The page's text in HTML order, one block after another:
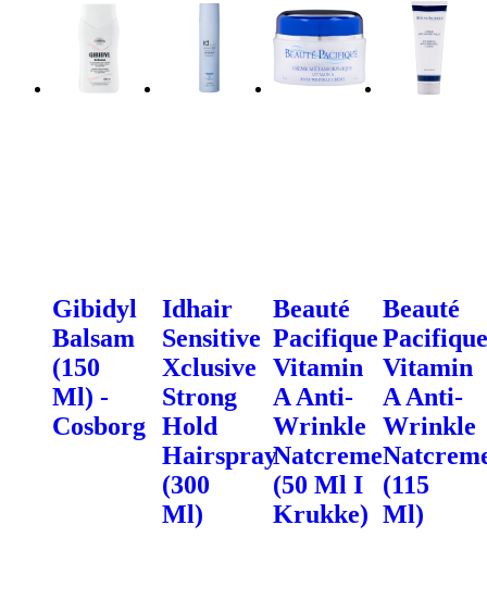
Gibidyl
Balsam
(150
Ml) -
Cosborg
Idhair
Sensitive
Xclusive
Strong
Hold
Hairspray
(300
Ml)
Beauté
Pacifique
Vitamin
A Anti-
Wrinkle
Natcreme
(50 Ml I
Krukke)
Beauté
Pacifique
Vitamin
A Anti-
Wrinkle
(115
Ml)